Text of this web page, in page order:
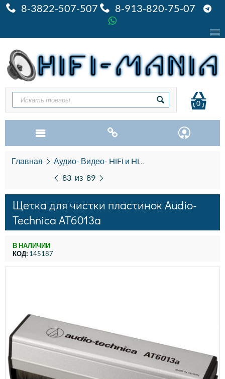
8-3822-507-507 8-913-820-75-07
0
Главная Аудио- Видео- HiFi и HiEND
83 из 89
Щетка для чистки пластинок Audio-
Technica AT6013a
В НАЛИЧИИ
КОД: 145187